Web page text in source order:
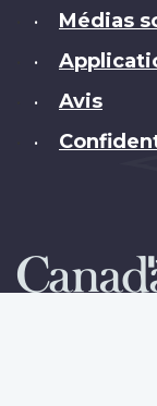
• Médias
•
• Avis
•